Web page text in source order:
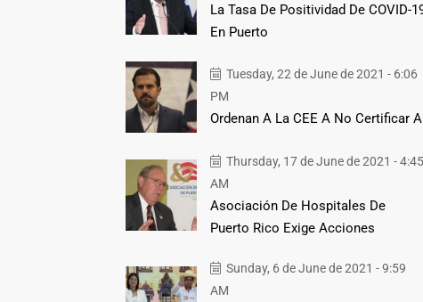
La Tasa De Positividad De COVID-
En Puerto
Tuesday, 22 de June de 2021 - 6:06
PM
Ordenan A La CEE A No Certificar A
Thursday, 17 de June de 2021 - 4:45
AM
Asociación De Hospitales De
Puerto Rico Exige Acciones
Sunday, 6 de June de 2021 - 9:59
AM